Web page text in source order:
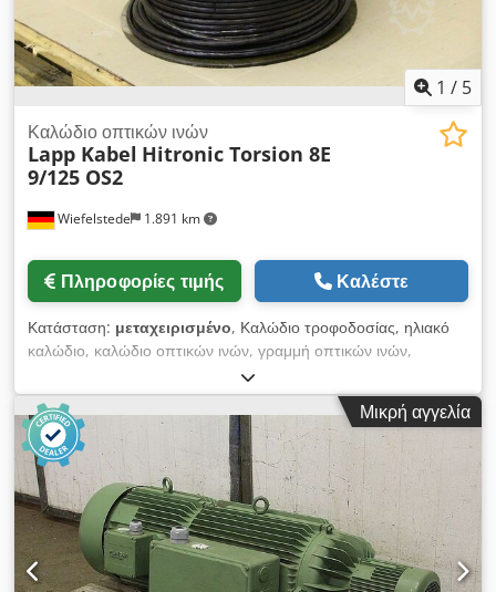
1 / 5
Wiefelstede 1.891 km
Καλώδιο οπτικών ινών
Lapp Kabel Hitronic Torsion 8E
9/125 OS2
Πληροφορίες τιμής Καλέστε
Κατάσταση: μεταχειρισμένο, Καλώδιο τροφοδοσίας, ηλιακό
καλώδιο, καλώδιο οπτικών ινών, γραμμή οπτικών ινών,
καλώδια δεδομένων, καλώδια LAN, καλώδια οπτικών ινών
-Κατασκευαστής: Lapp Kabel, καλώδιο οπτικών ινών-Τύπος:
Hitronic Torsion 8E 9/125 OS2 -Εφαρμογή: εσωτερική και
εξωτερική - Μήκος: 115 m - Τιμή: πλήρης - Διαστάσεις ρολού:
Ø 500/325 mm - Βάρος: 21 kg Dkodpfx Aof Tivheptjr
Μικρή αγγελία